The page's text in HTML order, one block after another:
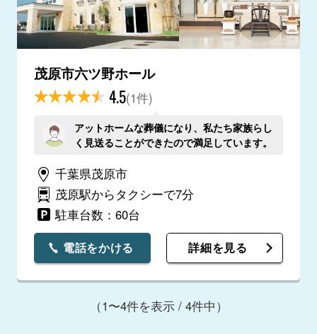
茂原市六ツ野ホール
4.5(1件)
アットホームな葬儀になり、私たち家族らし
く見送ることができたので満足しています。
千葉県茂原市
茂原駅からタクシーで7分
駐車台数：60台
電話をかける 詳細を見る
（1〜4件を表示 / 4件中）